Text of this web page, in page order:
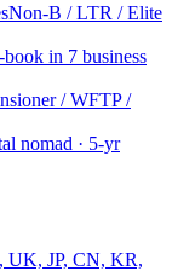
Non-B / LTR / Elite
in 7 business
/ WFTP /
nomad · 5-yr
UK, JP, CN, KR,